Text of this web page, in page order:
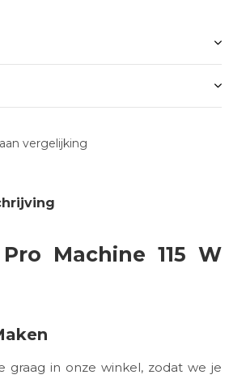
vergelijking
Machine 115 W
graag in onze winkel, zodat we je